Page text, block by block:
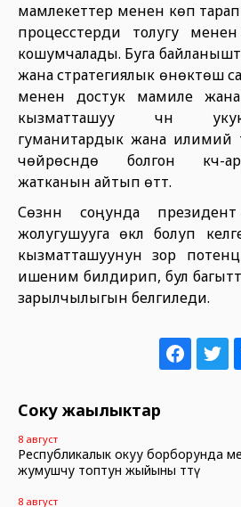
мамлекеттер менен көп
процесстерди толугу
кошумчалады. Буга
жана стратегиялык өнөктөш
менен достук мамиле
кызматташуу үчүн
гуманитардык жана илимий
чөйрөсүндө болгон күч-
жатканын айтып өттү.
Сөзүнүн соңунда
жолугушууга өкүл болуп
кызматташуунун зор
ишеним билдирип, бул
зарылчылыгын белгиледи.
Соңку жаңылыктар
8 август
Республикалык окуу борборунда
жумушчу топтун жыйыны өттү
8 август